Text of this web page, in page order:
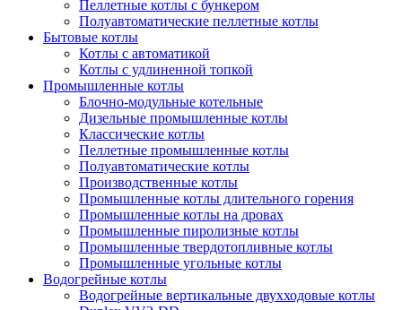
Пеллетные котлы с бункером
Полуавтоматические пеллетные котлы
Бытовые котлы
Котлы с автоматикой
Котлы с удлиненной топкой
Промышленные котлы
Блочно-модульные котельные
Дизельные промышленные котлы
Классические котлы
Пеллетные промышленные котлы
Полуавтоматические котлы
Производственные котлы
Промышленные котлы длительного горения
Промышленные котлы на дровах
Промышленные пиролизные котлы
Промышленные твердотопливные котлы
Промышленные угольные котлы
Водогрейные котлы
Водогрейные вертикальные двухходовые котлы